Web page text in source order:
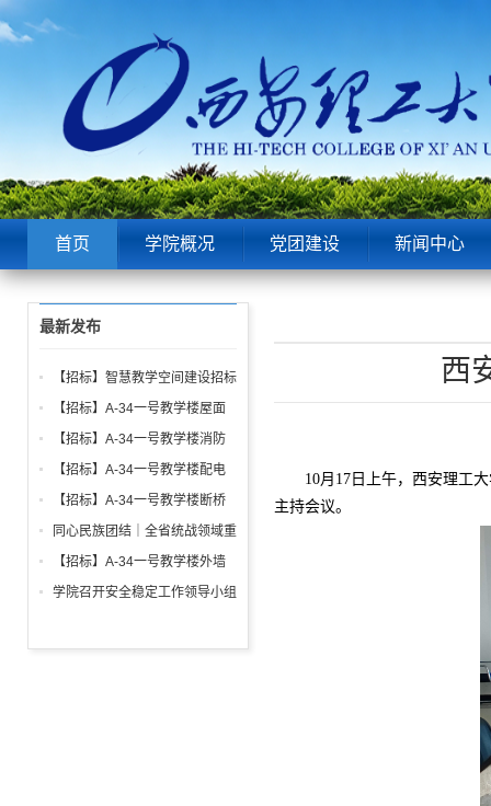
首页 学院概况 党团建设 新闻中心
西
10月17日上午，西安理工
主持会议。
最新发布
【招标】智慧教学空间建设招标
公告
【招标】A-34一号教学楼屋面
找坡层及保温层工程招标公告
【招标】A-34一号教学楼消防
给水、电气、通风系统与防火门
调试工程招标公告
【招标】A-34一号教学楼配电
箱、柜采购招标文件
【招标】A-34一号教学楼断桥
铝合金窗深化设计、制作安装招
标公告
同心民族团结｜全省统战领域重
点工作推进会召开
【招标】A-34一号教学楼外墙
保温及饰面工程招标公告
学院召开安全稳定工作领导小组
校园安全工作